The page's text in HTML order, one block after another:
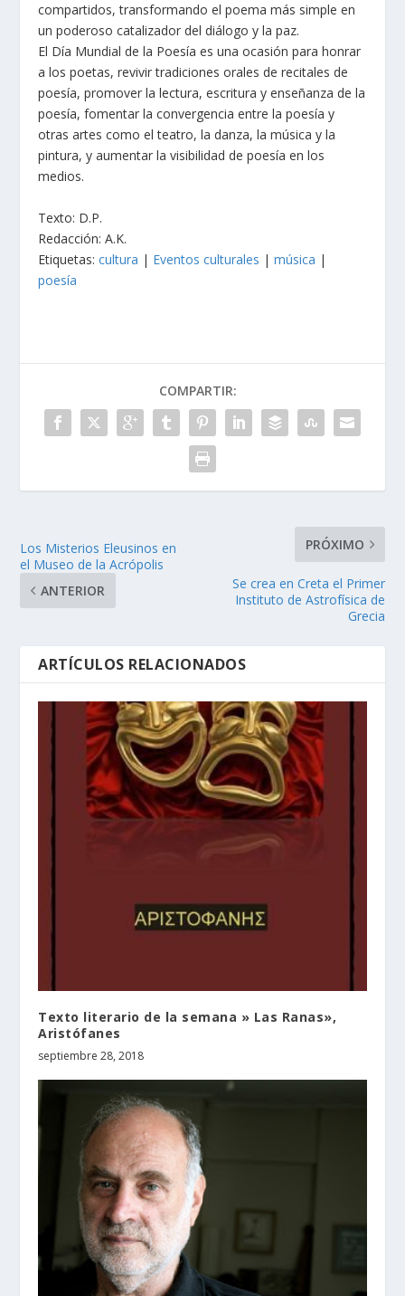
compartidos, transformando el poema más simple en
un poderoso catalizador del diálogo y la paz.
El Día Mundial de la Poesía es una ocasión para honrar
a los poetas, revivir tradiciones orales de recitales de
poesía, promover la lectura, escritura y enseñanza de la
poesía, fomentar la convergencia entre la poesía y
otras artes como el teatro, la danza, la música y la
pintura, y aumentar la visibilidad de poesía en los
medios.
Texto: D.P.
Redacción: A.K.
Etiquetas:cultura | Eventos culturales |música |
poesía
COMPARTIR:
Los Misterios Eleusinos en
el Museo de la Acrópolis
ANTERIOR
PRÓXIMO
Se crea en Creta el Primer
Instituto de Astrofísica de
Grecia
ARTÍCULOS RELACIONADOS
Texto literario de la semana » Las Ranas»,
Aristófanes
septiembre 28, 2018